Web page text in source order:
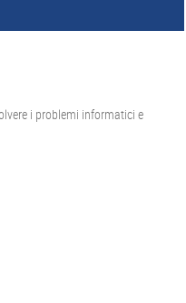
i problemi informatici e